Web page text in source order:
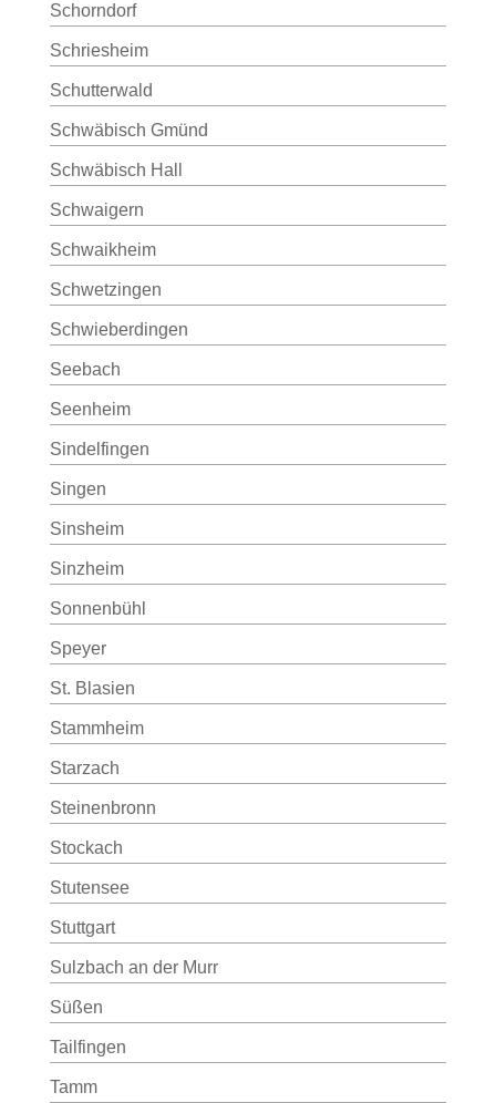
Schorndorf
Schriesheim
Schutterwald
Schwäbisch Gmünd
Schwäbisch Hall
Schwaigern
Schwaikheim
Schwetzingen
Schwieberdingen
Seebach
Seenheim
Sindelfingen
Singen
Sinsheim
Sinzheim
Sonnenbühl
Speyer
St. Blasien
Stammheim
Starzach
Steinenbronn
Stockach
Stutensee
Stuttgart
Sulzbach an der Murr
Süßen
Tailfingen
Tamm